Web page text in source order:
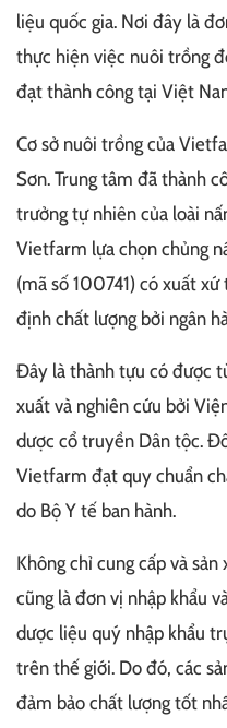
liệu quốc gia. Nơi đây là
thực hiện việc nuôi trồng
đạt thành công tại Việt
Cơ sở nuôi trồng của
Sơn. Trung tâm đã thành
trưởng tự nhiên của loài
Vietfarm lựa chọn chủng
(mã số 100741) có xuất
định chất lượng bởi ngân
Đây là thành tựu có được
xuất và nghiên cứu bởi
dược cổ truyền Dân tộc.
Vietfarm đạt quy chuẩn
do Bộ Y tế ban hành.
Không chỉ cung cấp và
cũng là đơn vị nhập khẩu
dược liệu quý nhập khẩu
trên thế giới. Do đó, các
đảm bảo chất lượng tốt